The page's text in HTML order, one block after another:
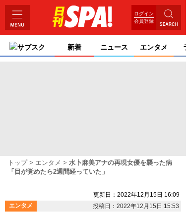
ログイン
会員登録
サブスク 新着 ニュース エンタメ
トップ エンタメ
水卜麻美アナの再現女優を襲った病
「目が覚めたら2週間経っていた」
更新日：2022年12月15日 16:09
エンタメ
投稿日：2022年12月15日 15:53